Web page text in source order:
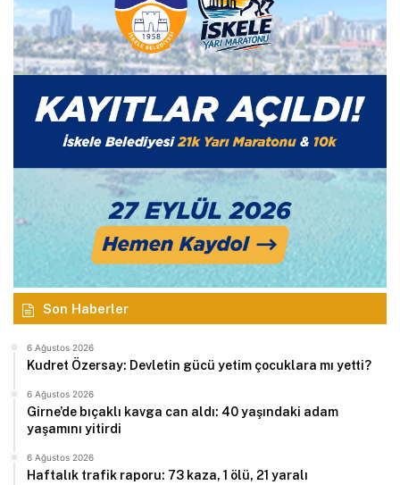
Son Haberler
6 Ağustos 2026
Kudret Özersay: Devletin gücü yetim çocuklara mı yetti?
6 Ağustos 2026
Girne’de bıçaklı kavga can aldı: 40 yaşındaki adam
yaşamını yitirdi
6 Ağustos 2026
Haftalık trafik raporu: 73 kaza, 1 ölü, 21 yaralı